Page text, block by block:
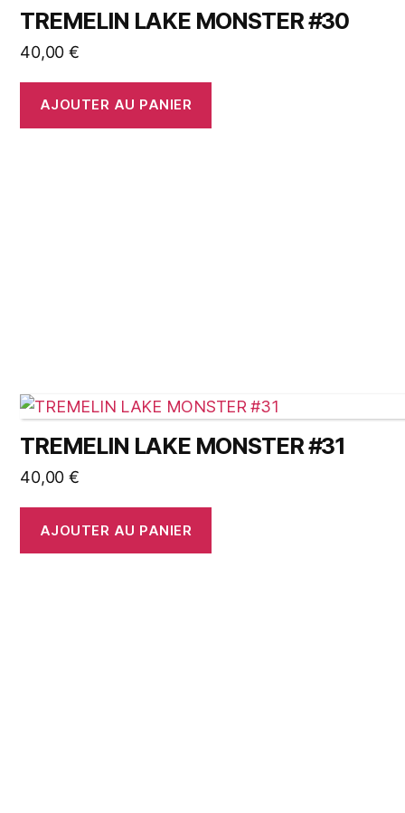
TREMELIN LAKE MONSTER #30
40,00 €
AJOUTER AU PANIER
TREMELIN LAKE MONSTER #31
40,00 €
AJOUTER AU PANIER